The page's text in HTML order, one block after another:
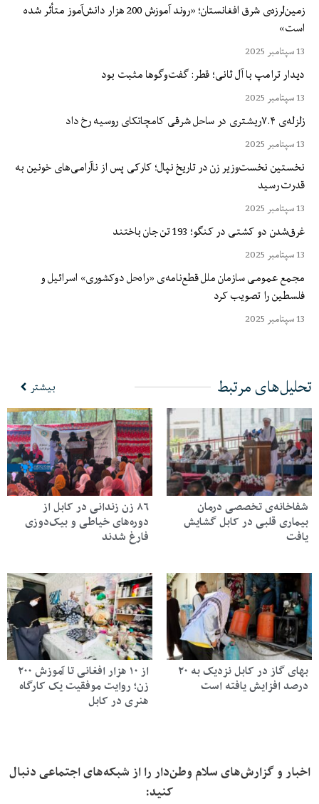
زمین‌لرزه‌ی شرق افغانستان؛ «روند آموزش 200 هزار دانش‌آموز متأثر شده
است»
13 سپتامبر 2025
دیدار ترامپ با آل ثانی؛ قطر: گفت‌وگوها مثبت بود
13 سپتامبر 2025
زلزله‌ی ۷.۴ریشتری در ساحل شرقی کامچاتکای روسیه رخ داد
13 سپتامبر 2025
نخستین نخست‌وزیر زن در تاریخ نپال؛ کارکی پس از ناآرامی‌های خونین به
قدرت رسید
13 سپتامبر 2025
غرق‌شدن دو کشتی در کنگو؛ 193 تن جان باختند
13 سپتامبر 2025
مجمع عمومی سازمان ملل قطع‌نامه‌ی «راه‌حل دوکشوری» اسرائیل و
فلسطین را تصویب کرد
13 سپتامبر 2025
تحلیل‌های مرتبط بیشتر
شفاخانه‌ی تخصصی درمان
بیماری‌ قلبی در کابل گشایش
یافت
۸۶ زن زندانی در کابل از
دوره‌های خیاطی و بیک‌دوزی
فارغ شدند
بهای گاز در کابل نزدیک به ۲۰
درصد افزایش یافته است
از ۱۰ هزار افغانی تا آموزش ۲۰۰
زن؛ روایت موفقیت یک کارگاه
هنری در کابل
اخبار و گزارش‌های سلام وطن‌دار را از شبکه‌های اجتماعی دنبال
کنید: